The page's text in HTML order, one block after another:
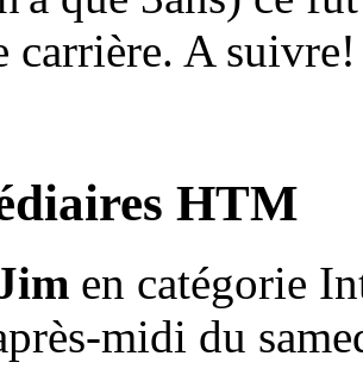
carrière. A suivre!
HTM
en catégorie
midi du